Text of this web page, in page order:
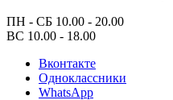
ПН - СБ 10.00 - 20.00
ВС 10.00 - 18.00
Вконтакте
Одноклассники
WhatsApp